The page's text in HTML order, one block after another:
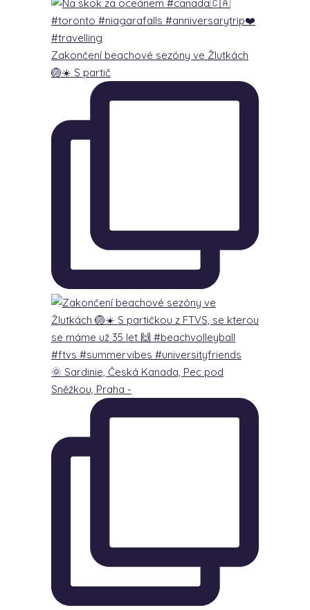
Zakončení beachové sezóny ve Žlutkách
🏐☀️ S partič
🌞 Sardinie, Česká Kanada, Pec pod
Sněžkou, Praha -